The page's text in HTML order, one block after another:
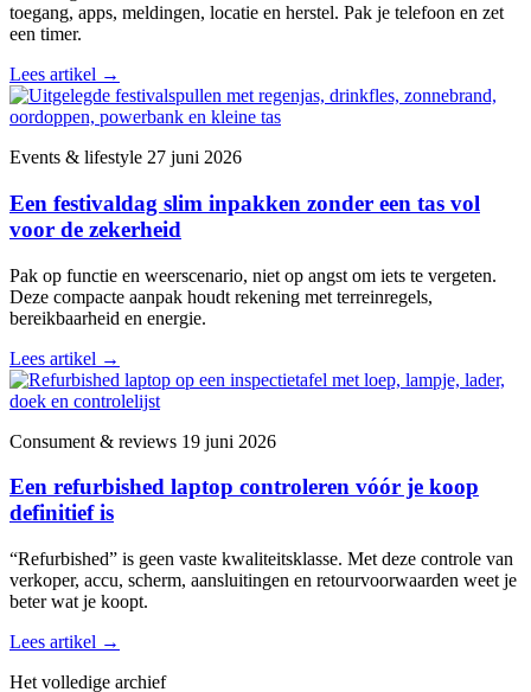
toegang, apps, meldingen, locatie en herstel. Pak je telefoon en zet
een timer.
Lees artikel →
Events & lifestyle 27 juni 2026
Een festivaldag slim inpakken zonder een tas vol
voor de zekerheid
Pak op functie en weerscenario, niet op angst om iets te vergeten.
Deze compacte aanpak houdt rekening met terreinregels,
bereikbaarheid en energie.
Lees artikel →
Consument & reviews 19 juni 2026
Een refurbished laptop controleren vóór je koop
definitief is
“Refurbished” is geen vaste kwaliteitsklasse. Met deze controle van
verkoper, accu, scherm, aansluitingen en retourvoorwaarden weet je
beter wat je koopt.
Lees artikel →
Het volledige archief